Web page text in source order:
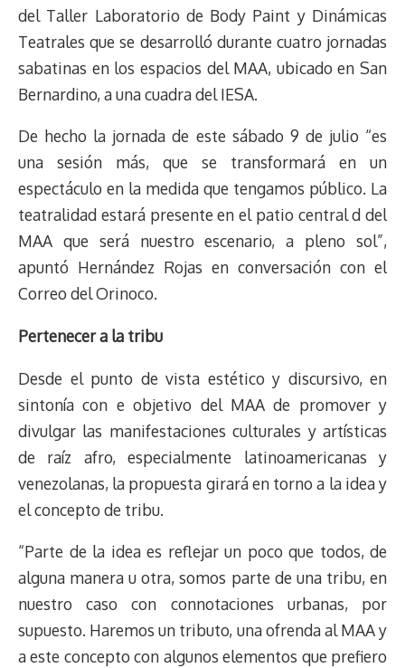
d
i
k
A
p
o
o
k
d
o
n
r
m
r
s
t
del Taller Laboratorio de Body Paint y Dinámicas
Teatrales que se desarrolló durante cuatro jornadas
sabatinas en los espacios del MAA, ubicado en San
Bernardino, a una cuadra del IESA.
De hecho la jornada de este sábado 9 de julio “es
una sesión más, que se transformará en un
espectáculo en la medida que tengamos público. La
teatralidad estará presente en el patio central d del
MAA que será nuestro escenario, a pleno sol”,
apuntó Hernández Rojas en conversación con el
Correo del Orinoco.
Pertenecer a la tribu
Desde el punto de vista estético y discursivo, en
sintonía con e objetivo del MAA de promover y
divulgar las manifestaciones culturales y artísticas
de raíz afro, especialmente latinoamericanas y
venezolanas, la propuesta girará en torno a la idea y
el concepto de tribu.
“Parte de la idea es reflejar un poco que todos, de
alguna manera u otra, somos parte de una tribu, en
nuestro caso con connotaciones urbanas, por
supuesto. Haremos un tributo, una ofrenda al MAA y
a este concepto con algunos elementos que prefiero